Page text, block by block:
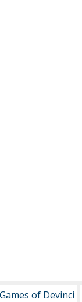
Games of Devinci